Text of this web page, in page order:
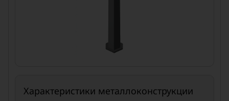
Характеристики металлоконструкции